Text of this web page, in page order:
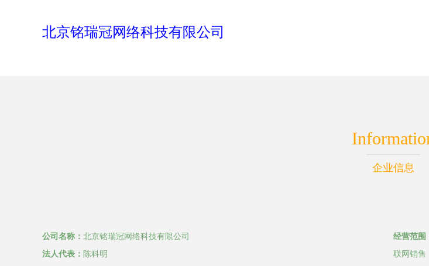
北京铭瑞冠网络科技有限公司
企业信息
公司名称： 北京铭瑞冠网络科技有限公司
法人代表： 陈科明
经营范围
联网销售